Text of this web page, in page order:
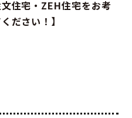
住宅・ZEH住宅をお考
ださい！】